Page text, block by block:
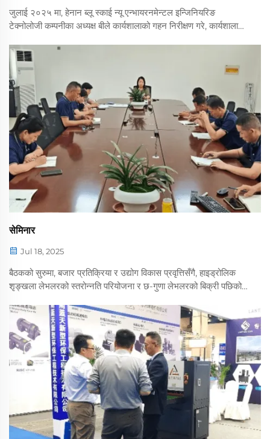
जुलाई २०२५ मा, हेनान ब्लू स्काई न्यू एन्भायरनमेन्टल इन्जिनियरिङ
टेक्नोलोजी कम्पनीका अध्यक्ष बीले कार्यशालाको गहन निरीक्षण गरे, कार्यशालाको
सेमिनार
Jul 18, 2025
बैठकको सुरुमा, बजार प्रतिक्रिया र उद्योग विकास प्रवृत्तिसँगै, हाइड्रोलिक
शृङ्खला लेभलरको स्तरोन्नति परियोजना र छ-गुणा लेभलरको बिक्री पछिको